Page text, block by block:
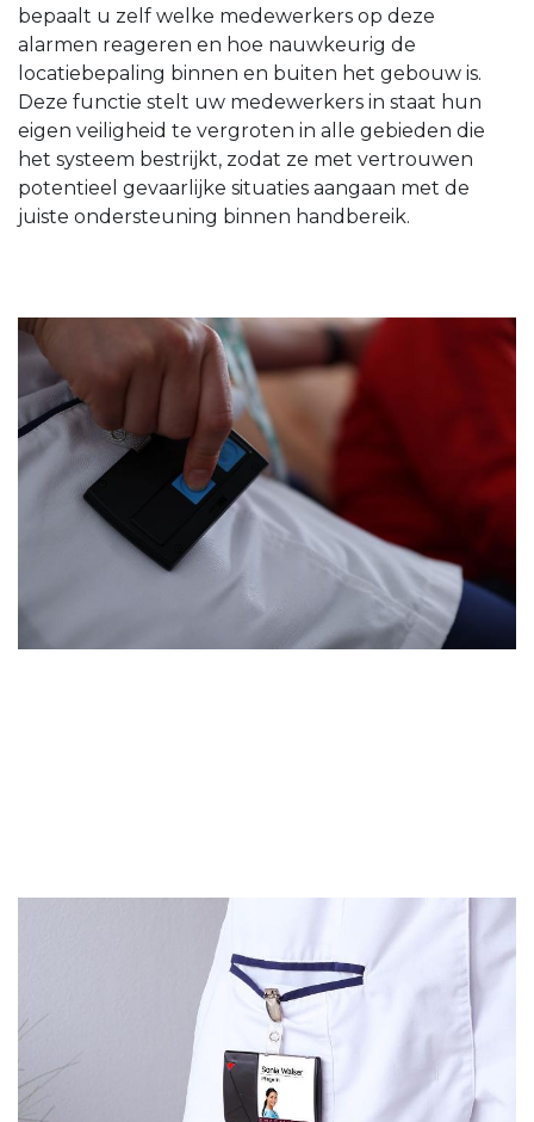
bepaalt u zelf welke medewerkers op deze
alarmen reageren en hoe nauwkeurig de
locatiebepaling binnen en buiten het gebouw is.
Deze functie stelt uw medewerkers in staat hun
eigen veiligheid te vergroten in alle gebieden die
het systeem bestrijkt, zodat ze met vertrouwen
potentieel gevaarlijke situaties aangaan met de
juiste ondersteuning binnen handbereik.